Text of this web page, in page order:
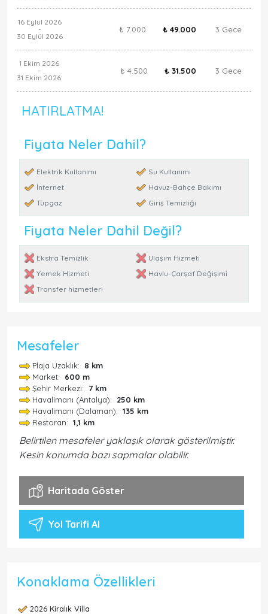
16 Eylül 2026
-
30 Eylül 2026
₺ 7.000 ₺ 49.000 3 Gece
1 Ekim 2026
-
31 Ekim 2026
₺ 4.500 ₺ 31.500 3 Gece
HATIRLATMA!
Fiyata Neler Dahil?
Elektrik Kullanımı
Su Kullanımı
İnternet
Havuz-Bahçe Bakımı
Tüpgaz
Giriş Temizliği
Fiyata Neler Dahil Değil?
Ekstra Temizlik
Ulaşım Hizmeti
Yemek Hizmeti
Havlu-Çarşaf Değişimi
Transfer hizmetleri
Mesafeler
Plaja Uzaklık: 8 km
Market: 600 m
Şehir Merkezi: 7 km
Havalimanı (Antalya): 250 km
Havalimanı (Dalaman): 135 km
Restoran: 1,1 km
Belirtilen mesafeler yaklaşık olarak gösterilmiştir.
Kesin konumda bazı sapmalar olabilir.
Haritada Göster
Yol Tarifi Al
Konaklama Özellikleri
2026 Kiralık Villa